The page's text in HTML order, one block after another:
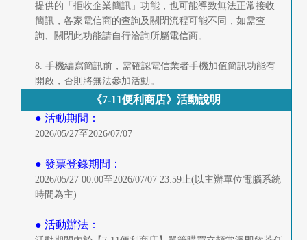
提供的「拒收企業簡訊」功能，也可能導致無法正常接收
簡訊，各家電信商的查詢及關閉流程可能不同，如需查
詢、關閉此功能請自行洽詢所屬電信商。
8. 手機編寫簡訊前，需確認電信業者手機加值簡訊功能有
開啟，否則將無法參加活動。
《7-11便利商店》活動說明
● 活動期間：
2026/05/27至2026/07/07
● 發票登錄期間：
2026/05/27 00:00至2026/07/07 23:59止(以主辦單位電腦系統
時間為主)
● 活動辦法：